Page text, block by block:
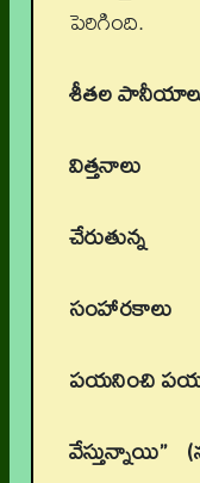
పెరిగింది.
శీతల
విత్తనాలు
చేరుతున్న
సంహారకాలు
ఆ
పయనించి
నా
వేస్తున్నాయి’’